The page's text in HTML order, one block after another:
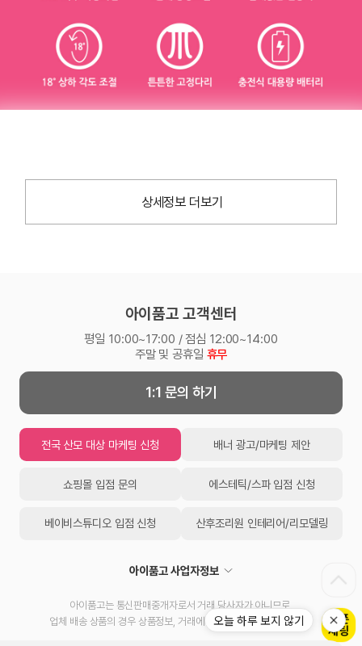
상세정보 더보기
아이품고 고객센터
평일 10:00~17:00 / 점심 12:00~14:00
주말 및 공휴일 휴무
1:1 문의 하기
전국 산모 대상 마케팅 신청 배너 광고/마케팅 제안
쇼핑몰 입점 문의 에스테틱/스파 입점 신청
베이비스튜디오 입점 신청 산후조리원 인테리어/리모델링
아이품고 사업자정보
아이품고는 통신판매중개자로서 거래 당사자가 아니므로,
업체 배송 상품의 경우 상품정보, 거래에 대한 책임을 지지 않습니다.
오늘 하루 보지 않기